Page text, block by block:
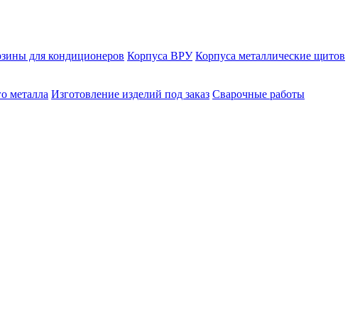
для кондиционеров Корпуса ВРУ Корпуса металлические щитов
металла Изготовление изделий под заказ Сварочные работы